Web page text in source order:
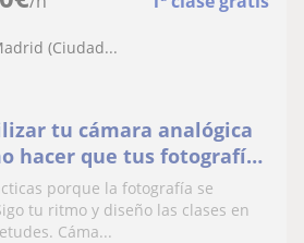
(Ciudad...
tu cámara analógica
hacer que tus fotografías
porque la fotografía se
tu ritmo y diseño las clases en
Cáma...